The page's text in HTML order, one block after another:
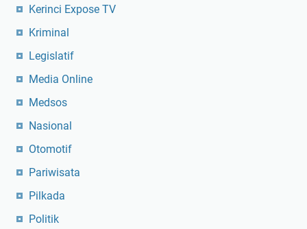
Kerinci Expose TV
Kriminal
Legislatif
Media Online
Medsos
Nasional
Otomotif
Pariwisata
Pilkada
Politik